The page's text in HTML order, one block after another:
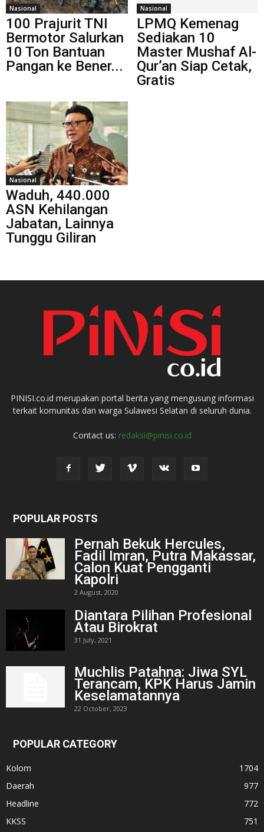
Nasional
100 Prajurit TNI
Bermotor Salurkan
10 Ton Bantuan
Pangan ke Bener...
Nasional
LPMQ Kemenag
Sediakan 10
Master Mushaf Al-
Qur’an Siap Cetak,
Gratis
Nasional
Waduh, 440.000
ASN Kehilangan
Jabatan, Lainnya
Tunggu Giliran
PINISI.co.id merupakan portal berita yang mengusung informasi
terkait komunitas dan warga Sulawesi Selatan di seluruh dunia.
Contact us: redaksi@pinisi.co.id
POPULAR POSTS
Pernah Bekuk Hercules,
Fadil Imran, Putra Makassar,
Calon Kuat Pengganti
Kapolri
2 August, 2020
Diantara Pilihan Profesional
Atau Birokrat
31 July, 2021
Muchlis Patahna: Jiwa SYL
Terancam, KPK Harus Jamin
Keselamatannya
22 October, 2023
POPULAR CATEGORY
Kolom
1704
Daerah
977
Headline
772
KKSS
751